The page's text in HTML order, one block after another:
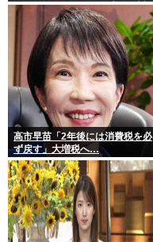
ベースで進めることで十分に対
応できる」サナ、有能
高市早苗「2年後には消費税を必
ず戻す」大増税へ…